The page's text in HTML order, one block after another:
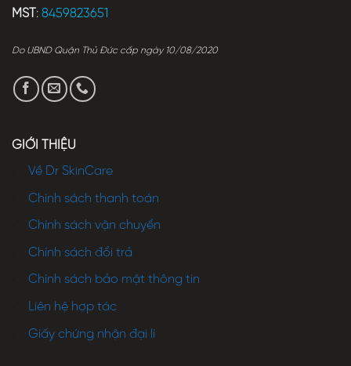
MST : 8459823651
Do UBND Quận Thủ Đức cấp ngày 10/08/2020
GIỚI THIỆU
Về Dr SkinCare
Chính sách thanh toán
Chính sách vận chuyển
Chính sách đổi trả
Chính sách bảo mật thông tin
Liên hệ hợp tác
Giấy chứng nhận đại lí